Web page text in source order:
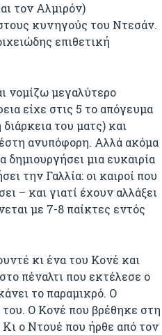
τον Αλμιρόν)
κυνηγούς του Ντεσάν.
επιθετική
νομίζω μεγαλύτερο
είχε στις 5 το απόγευμα
του ματς) και
ανυπόφορη. Αλλά ακόμα
μια ευκαιρία
την Γαλλία: οι καιροί που
– και γιατί έχουν αλλάξει
με 7-8 παίκτες εντός
κι ένα του Κονέ και
πέναλτι που εκτέλεσε ο
το παραμικρό. Ο
του. Ο Κονέ που βρέθηκε στη
ο Ντουέ που ήρθε από τον